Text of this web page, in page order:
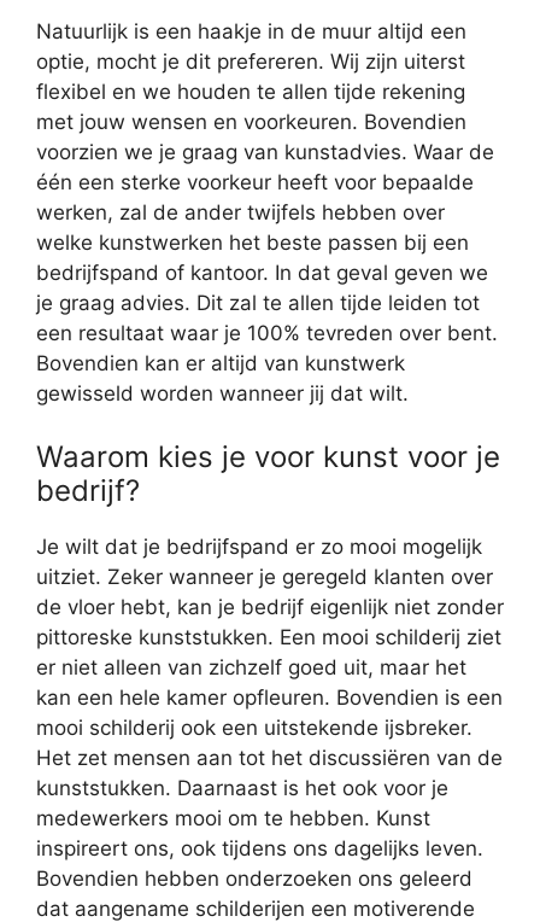
Natuurlijk is een haakje in de muur altijd een
optie, mocht je dit prefereren. Wij zijn uiterst
flexibel en we houden te allen tijde rekening
met jouw wensen en voorkeuren. Bovendien
voorzien we je graag van kunstadvies. Waar de
één een sterke voorkeur heeft voor bepaalde
werken, zal de ander twijfels hebben over
welke kunstwerken het beste passen bij een
bedrijfspand of kantoor. In dat geval geven we
je graag advies. Dit zal te allen tijde leiden tot
een resultaat waar je 100% tevreden over bent.
Bovendien kan er altijd van kunstwerk
gewisseld worden wanneer jij dat wilt.
Waarom kies je voor kunst voor je
bedrijf?
Je wilt dat je bedrijfspand er zo mooi mogelijk
uitziet. Zeker wanneer je geregeld klanten over
de vloer hebt, kan je bedrijf eigenlijk niet zonder
pittoreske kunststukken. Een mooi schilderij ziet
er niet alleen van zichzelf goed uit, maar het
kan een hele kamer opfleuren. Bovendien is een
mooi schilderij ook een uitstekende ijsbreker.
Het zet mensen aan tot het discussiëren van de
kunststukken. Daarnaast is het ook voor je
medewerkers mooi om te hebben. Kunst
inspireert ons, ook tijdens ons dagelijks leven.
Bovendien hebben onderzoeken ons geleerd
dat aangename schilderijen een motiverende